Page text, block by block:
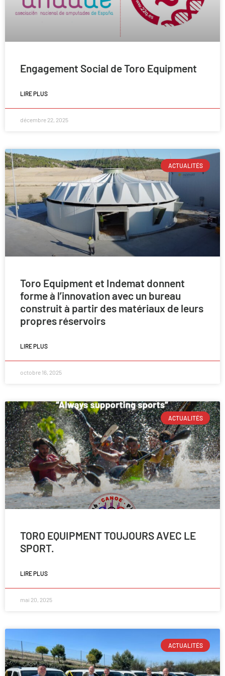
Engagement Social de Toro Equipment
LIRE PLUS
décembre 22, 2025
ACTUALITÉS
Toro Equipment et Indemat donnent
forme à l’innovation avec un bureau
construit à partir des matériaux de leurs
propres réservoirs
LIRE PLUS
octobre 16, 2025
ACTUALITÉS
TORO EQUIPMENT TOUJOURS AVEC LE
SPORT.
LIRE PLUS
mai 20, 2025
ACTUALITÉS